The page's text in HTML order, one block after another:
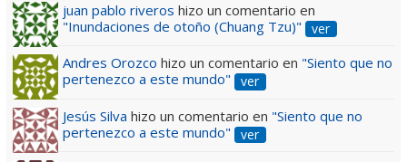
juan pablo riveros hizo un comentario en
"Inundaciones de otoño (Chuang Tzu)"
ver
Andres Orozco hizo un comentario en "Siento que no
pertenezco a este mundo"
ver
Jesús Silva hizo un comentario en "Siento que no
pertenezco a este mundo"
ver